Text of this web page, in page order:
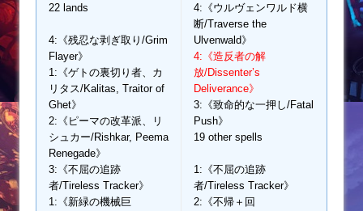
22 lands
4:《残忍な剥ぎ取り/Grim
Flayer》
1:《ゲトの裏切り者、カ
リタス/Kalitas, Traitor of
Ghet》
2:《ピーマの改革派、リ
シュカー/Rishkar, Peema
Renegade》
3:《不屈の追跡
者/Tireless Tracker》
1:《新緑の機械巨
4:《ウルヴェンワルド横
断/Traverse the
Ulvenwald》
4:《造反者の解
放/Dissenter’s
Deliverance》
3:《致命的な一押し/Fatal
Push》
19 other spells
1:《不屈の追跡
者/Tireless Tracker》
2:《不帰＋回